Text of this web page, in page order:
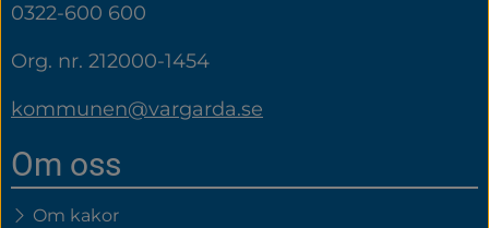
0322-600 600
Org. nr. 212000-1454
kommunen@vargarda.se
Om oss
Om kakor